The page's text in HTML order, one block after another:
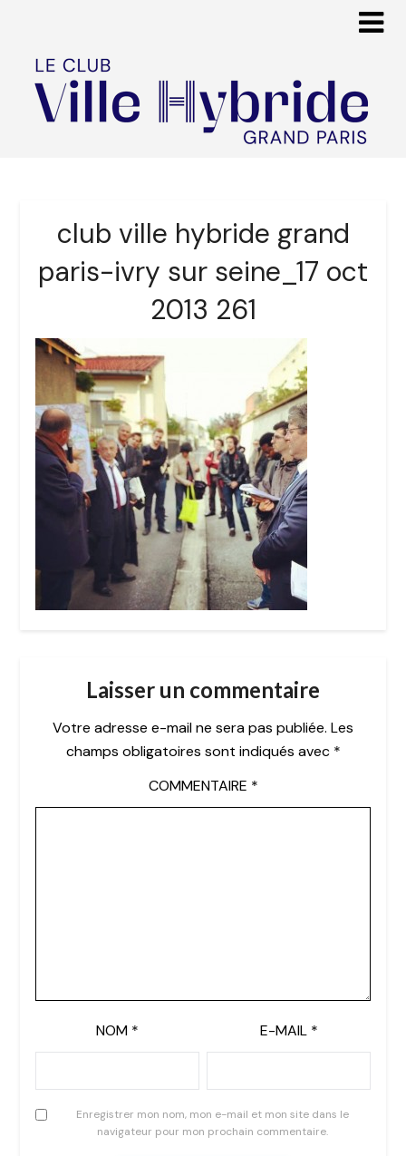
club ville hybride grand
paris-ivry sur seine_17 oct
2013 261
Laisser un commentaire
Votre adresse e-mail ne sera pas publiée. Les
champs obligatoires sont indiqués avec *
COMMENTAIRE *
NOM * E-MAIL *
Enregistrer mon nom, mon e-mail et mon site dans le
navigateur pour mon prochain commentaire.